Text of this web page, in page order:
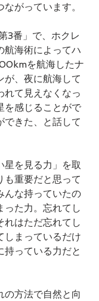
がっています。
3番」で、ホクレ
航海術によってハ
を航海したナ
が、夜に航海して
れて見えなくなっ
を感じることがで
できた、と話して
星を見る力」を取
も重要だと思って
んな持っていたの
った力。忘れてし
れはただ忘れてし
しまっているだけ
持っている力だと
の方法で自然と向